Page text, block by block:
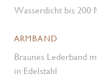
Wasserdicht bis 200
ARMBAND
Braunes Lederband
in Edelstahl